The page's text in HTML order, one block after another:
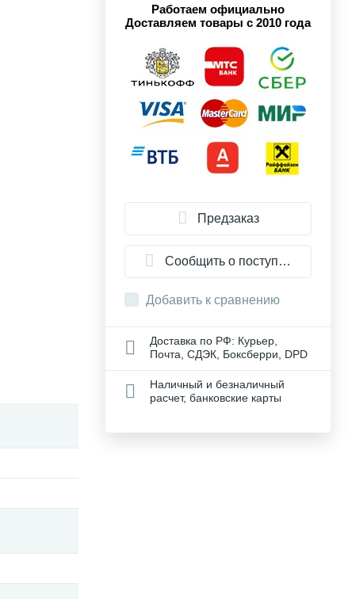
Работаем официально
Доставляем товары с 2010 года
Предзаказ
Сообщить о поступлении
Добавить к сравнению
Доставка по РФ: Курьер,
Почта, СДЭК, Боксберри, DPD
Наличный и безналичный
расчет, банковские карты